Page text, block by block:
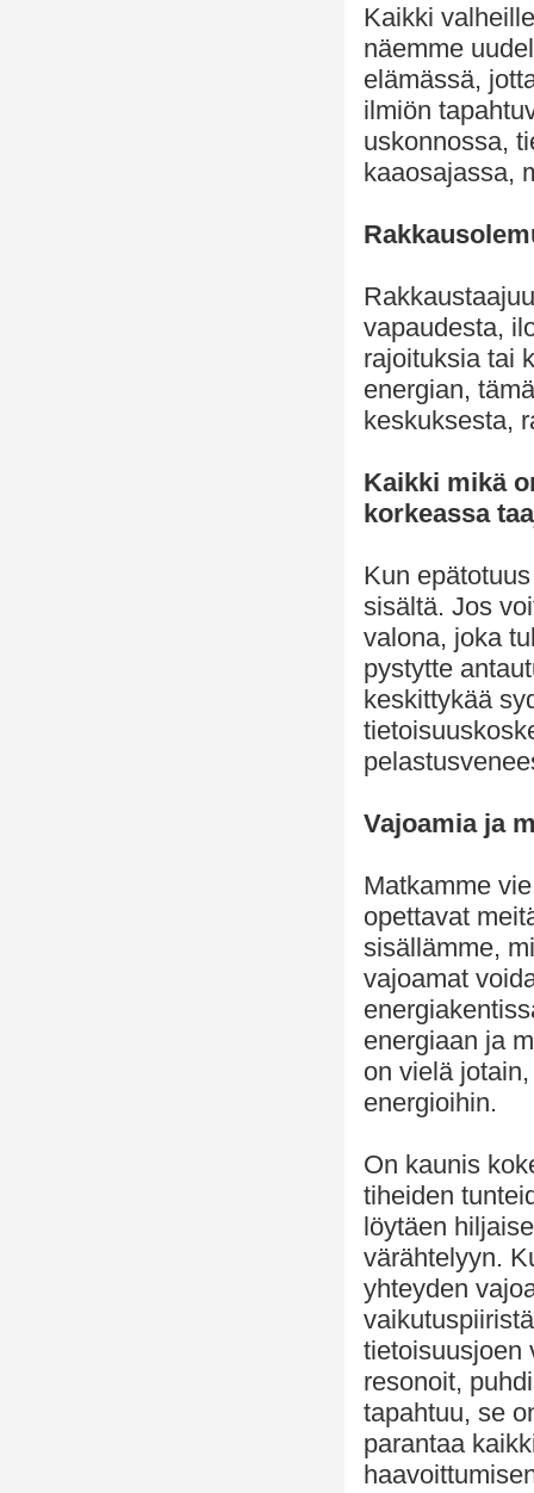
Kaikki
näemme
elämässä,
ilmiön
uskonnossa,
kaaosajassa,
vapaudesta,
rajoituksia tai
energian,
keskuksesta,
Kaikki mikä
korkeassa
Kun
sisältä. Jos
valona, joka
pystytte
keskittykää
Vajoamia ja
Matkamme
opettavat
sisällämme,
vajoamat
energiaan ja
on vielä
energioihin.
On kaunis
tiheiden
löytäen
värähtelyyn.
yhteyden
tietoisuusjoen
resonoit,
tapahtuu, se
parantaa